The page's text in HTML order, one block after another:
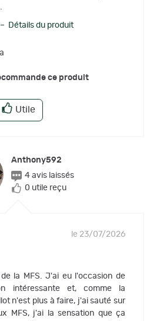
Détails du produit
ce produit
Utile
Anthony592
4 avis laissés
0 utile reçu
le 23/07/2026
la MFS. J'ai eu l'occasion de
intéressante et, comme la
n'est plus à faire, j'ai sauté sur
MFS, j'ai la sensation que ça